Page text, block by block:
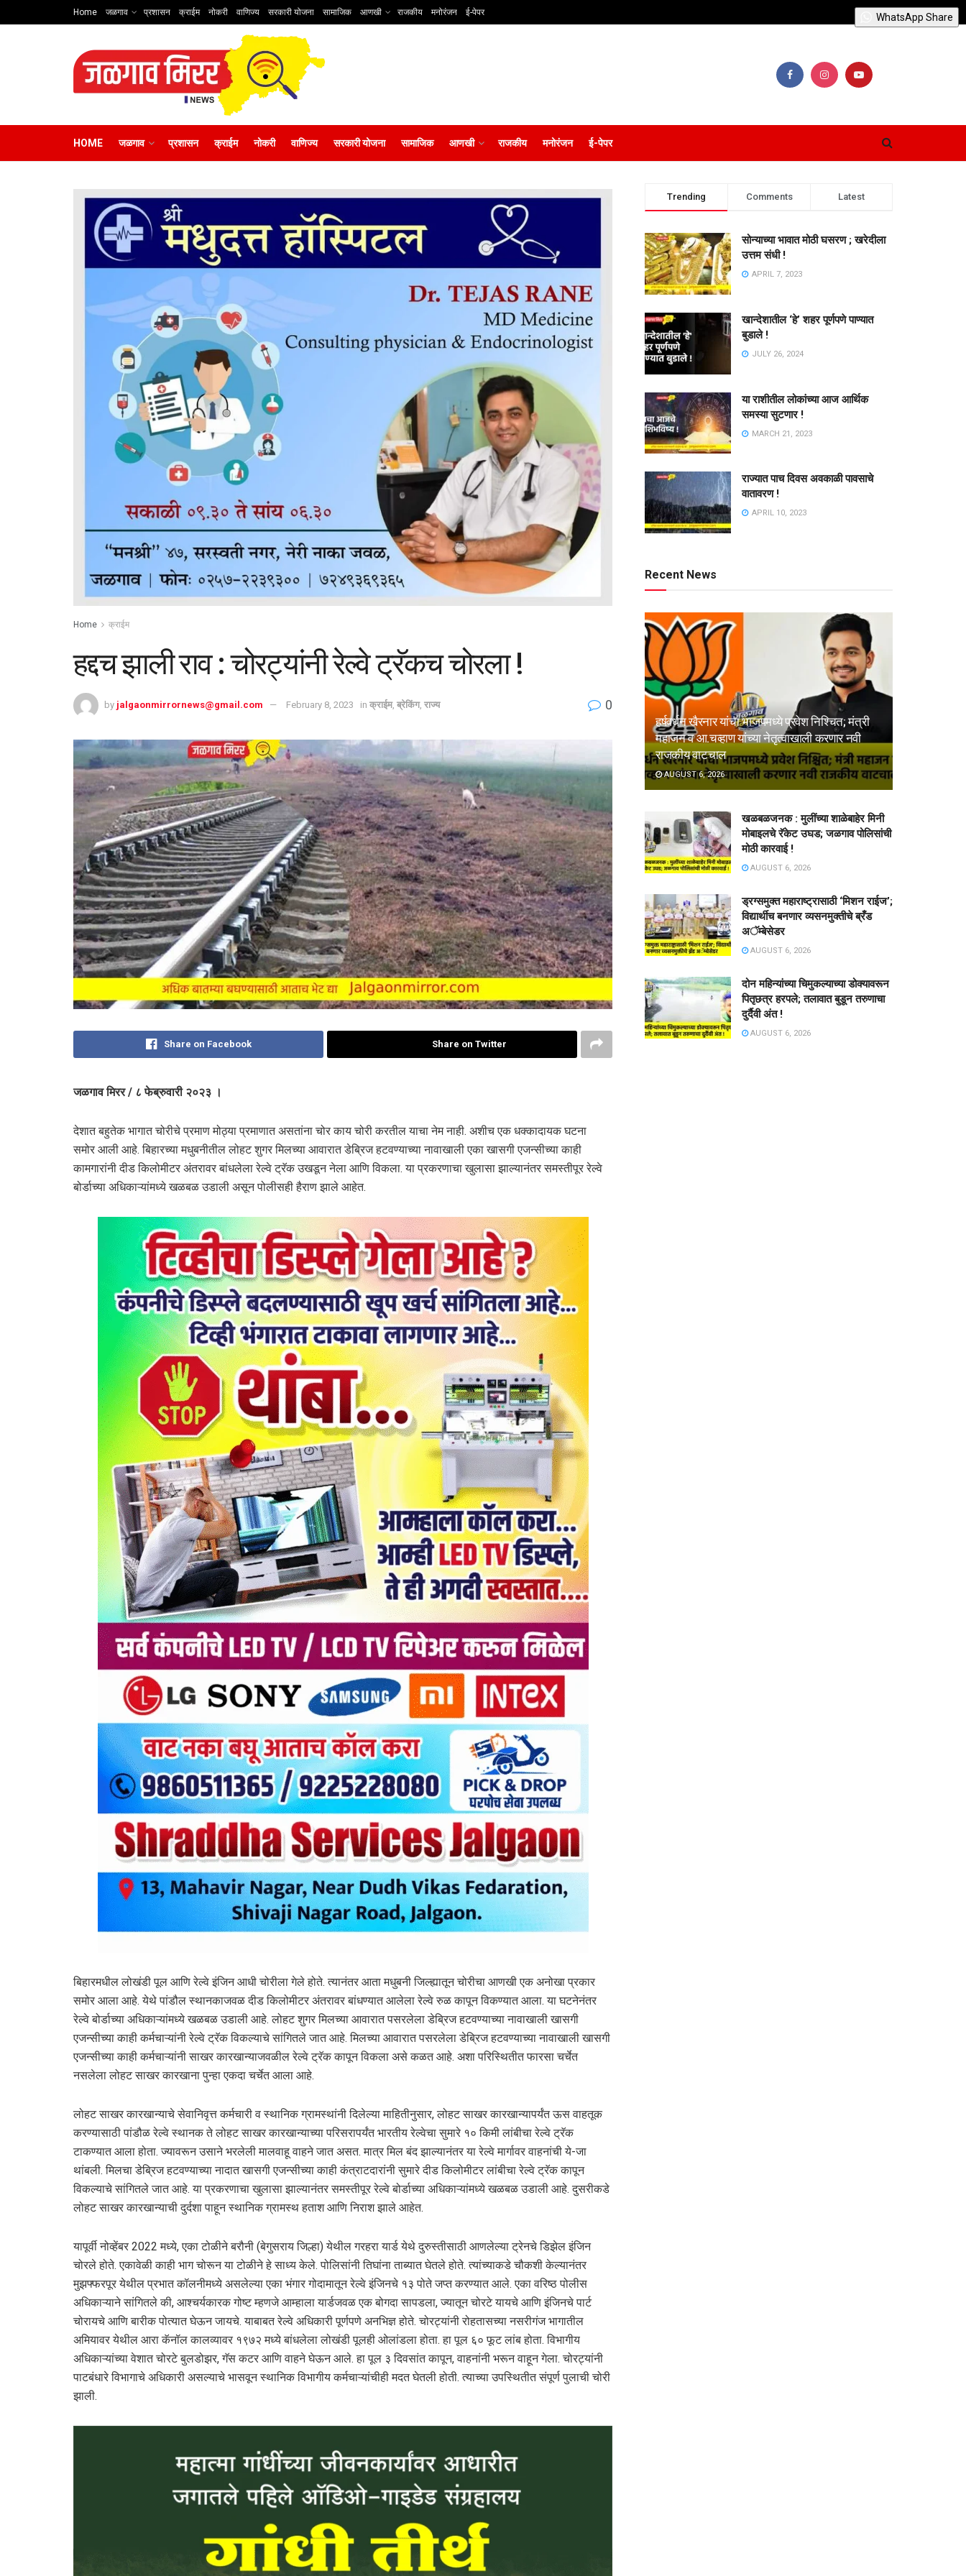
Home जळगाव प्रशासन क्राईम नोकरी वाणिज्य सरकारी योजना सामाजिक आणखी राजकीय मनोरंजन ई-पेपर
HOME जळगाव प्रशासन क्राईम नोकरी वाणिज्य सरकारी योजना सामाजिक आणखी राजकीय मनोरंजन ई-पेपर
Home क्राईम
हद्दच झाली राव : चोरट्यांनी रेल्वे ट्रॅकच चोरला !
by jalgaonmirrornews@gmail.com February 8, 2023 in क्राईम, ब्रेकिंग, राज्य 0
Share on Facebook Share on Twitter
जळगाव मिरर / ८ फेब्रुवारी २०२३ ।
देशात बहुतेक भागात चोरीचे प्रमाण मोठ्या प्रमाणात असतांना चोर काय चोरी करतील याचा नेम नाही. अशीच एक धक्कादायक घटना
समोर आली आहे. बिहारच्या मधुबनीतील लोहट शुगर मिलच्या आवारात डेब्रिज हटवण्याच्या नावाखाली एका खासगी एजन्सीच्या काही
कामगारांनी दीड किलोमीटर अंतरावर बांधलेला रेल्वे ट्रॅक उखडून नेला आणि विकला. या प्रकरणाचा खुलासा झाल्यानंतर समस्तीपूर रेल्वे
बोर्डाच्या अधिकाऱ्यांमध्ये खळबळ उडाली असून पोलीसही हैराण झाले आहेत.
बिहारमधील लोखंडी पूल आणि रेल्वे इंजिन आधी चोरीला गेले होते. त्यानंतर आता मधुबनी जिल्ह्यातून चोरीचा आणखी एक अनोखा प्रकार
समोर आला आहे. येथे पांडौल स्थानकाजवळ दीड किलोमीटर अंतरावर बांधण्यात आलेला रेल्वे रुळ कापून विकण्यात आला. या घटनेनंतर
रेल्वे बोर्डाच्या अधिकाऱ्यांमध्ये खळबळ उडाली आहे. लोहट शुगर मिलच्या आवारात पसरलेला डेब्रिज हटवण्याच्या नावाखाली खासगी
एजन्सीच्या काही कर्मचाऱ्यांनी रेल्वे ट्रॅक विकल्याचे सांगितले जात आहे. मिलच्या आवारात पसरलेला डेब्रिज हटवण्याच्या नावाखाली खासगी
एजन्सीच्या काही कर्मचाऱ्यांनी साखर कारखान्याजवळील रेल्वे ट्रॅक कापून विकला असे कळत आहे. अशा परिस्थितीत फारसा चर्चेत
नसलेला लोहट साखर कारखाना पुन्हा एकदा चर्चेत आला आहे.
लोहट साखर कारखान्याचे सेवानिवृत्त कर्मचारी व स्थानिक ग्रामस्थांनी दिलेल्या माहितीनुसार, लोहट साखर कारखान्यापर्यंत ऊस वाहतूक
करण्यासाठी पांडौळ रेल्वे स्थानक ते लोहट साखर कारखान्याच्या परिसरापर्यंत भारतीय रेल्वेचा सुमारे १० किमी लांबीचा रेल्वे ट्रॅक
टाकण्यात आला होता. ज्यावरून उसाने भरलेली मालवाहू वाहने जात असत. मात्र मिल बंद झाल्यानंतर या रेल्वे मार्गावर वाहनांची ये-जा
थांबली. मिलचा डेब्रिज हटवण्याच्या नादात खासगी एजन्सीच्या काही कंत्राटदारांनी सुमारे दीड किलोमीटर लांबीचा रेल्वे ट्रॅक कापून
विकल्याचे सांगितले जात आहे. या प्रकरणाचा खुलासा झाल्यानंतर समस्तीपूर रेल्वे बोर्डाच्या अधिकाऱ्यांमध्ये खळबळ उडाली आहे. दुसरीकडे
लोहट साखर कारखान्याची दुर्दशा पाहून स्थानिक ग्रामस्थ हताश आणि निराश झाले आहेत.
यापूर्वी नोव्हेंबर 2022 मध्ये, एका टोळीने बरौनी (बेगुसराय जिल्हा) येथील गरहरा यार्ड येथे दुरुस्तीसाठी आणलेल्या ट्रेनचे डिझेल इंजिन
चोरले होते. एकावेळी काही भाग चोरून या टोळीने हे साध्य केले. पोलिसांनी तिघांना ताब्यात घेतले होते. त्यांच्याकडे चौकशी केल्यानंतर
मुझफ्फरपूर येथील प्रभात कॉलनीमध्ये असलेल्या एका भंगार गोदामातून रेल्वे इंजिनचे १३ पोते जप्त करण्यात आले. एका वरिष्ठ पोलीस
अधिकाऱ्याने सांगितले की, आश्‍चर्यकारक गोष्ट म्हणजे आम्हाला यार्डजवळ एक बोगदा सापडला, ज्यातून चोरटे यायचे आणि इंजिनचे पार्ट
चोरायचे आणि बारीक पोत्यात घेऊन जायचे. याबाबत रेल्वे अधिकारी पूर्णपणे अनभिज्ञ होते. चोरट्यांनी रोहतासच्या नसरीगंज भागातील
अमियावर येथील आरा कॅनॉल कालव्यावर १९७२ मध्ये बांधलेला लोखंडी पूलही ओलांडला होता. हा पूल ६० फूट लांब होता. विभागीय
अधिकाऱ्यांच्या वेशात चोरटे बुलडोझर, गॅस कटर आणि वाहने घेऊन आले. हा पूल ३ दिवसांत कापून, वाहनांनी भरून वाहून गेला. चोरट्यांनी
पाटबंधारे विभागाचे अधिकारी असल्याचे भासवून स्थानिक विभागीय कर्मचाऱ्यांचीही मदत घेतली होती. त्याच्या उपस्थितीत संपूर्ण पुलाची चोरी
झाली.
Trending Comments Latest
सोन्याच्या भावात मोठी घसरण ; खरेदीला
उत्तम संधी !
APRIL 7, 2023
खान्देशातील ‘हे’ शहर पूर्णपणे पाण्यात
बुडाले !
JULY 26, 2024
या राशीतील लोकांच्या आज आर्थिक
समस्या सुटणार !
MARCH 21, 2023
राज्यात पाच दिवस अवकाळी पावसाचे
वातावरण !
APRIL 10, 2023
Recent News
हर्षवर्धन खैरनार यांचा भाजपमध्ये प्रवेश निश्चित; मंत्री
महाजन व आ.चव्हाण यांच्या नेतृत्वाखाली करणार नवी
राजकीय वाटचाल
AUGUST 6, 2026
खळबळजनक : मुलींच्या शाळेबाहेर मिनी
मोबाइलचे रॅकेट उघड; जळगाव पोलिसांची
मोठी कारवाई !
AUGUST 6, 2026
ड्रग्समुक्त महाराष्ट्रासाठी ‘मिशन राईज’;
विद्यार्थीच बनणार व्यसनमुक्तीचे ब्रँड
अॅम्बेसेडर
AUGUST 6, 2026
दोन महिन्यांच्या चिमुकल्याच्या डोक्यावरून
पितृछत्र हरपले; तलावात बुडून तरुणाचा
दुर्दैवी अंत !
AUGUST 6, 2026
WhatsApp Share